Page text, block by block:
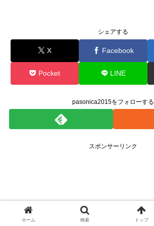
シェアする
X Facebook
Pocket LINE
pasonica2015をフォローする
スポンサーリンク
ホーム 検索 トップ